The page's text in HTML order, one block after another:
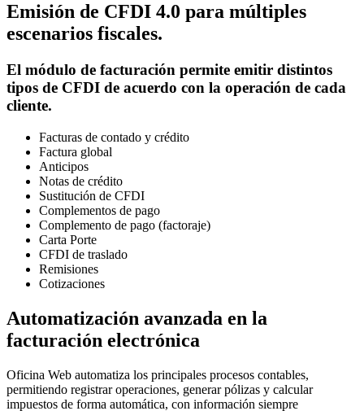
Emisión de CFDI 4.0 para múltiples
escenarios fiscales.
El módulo de facturación permite emitir distintos
tipos de CFDI de acuerdo con la operación de cada
cliente.
Facturas de contado y crédito
Factura global
Anticipos
Notas de crédito
Sustitución de CFDI
Complementos de pago
Complemento de pago (factoraje)
Carta Porte
CFDI de traslado
Remisiones
Cotizaciones
Automatización avanzada en la
facturación electrónica
Oficina Web automatiza los principales procesos contables,
permitiendo registrar operaciones, generar pólizas y calcular
impuestos de forma automática, con información siempre